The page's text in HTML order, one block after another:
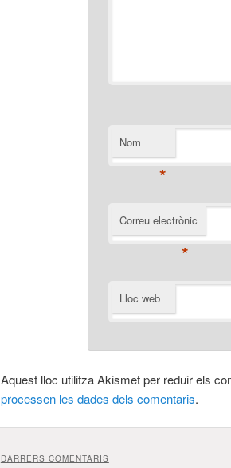
Nom
*
Correu electrònic
*
Lloc web
Aquest lloc utilitza Akismet per reduir els
processen les dades dels comentaris.
DARRERS COMENTARIS